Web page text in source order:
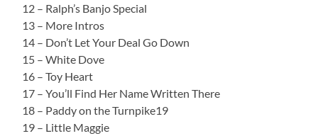
12 – Ralph’s Banjo Special
13 – More Intros
14 – Don’t Let Your Deal Go Down
15 – White Dove
16 – Toy Heart
17 – You’ll Find Her Name Written There
18 – Paddy on the Turnpike19
19 – Little Maggie